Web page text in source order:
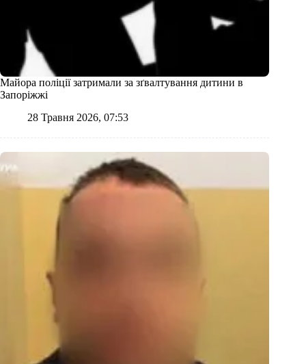
Майора поліції затримали за зґвалтування дитини в
Запоріжжі
28 Травня 2026, 07:53